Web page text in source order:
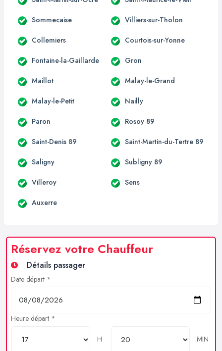
Sommecaise Villiers-sur-Tholon
Collemiers Courtois-sur-Yonne
Fontaine-la-Gaillarde Gron
Maillot Malay-le-Grand
Malay-le-Petit Nailly
Paron Rosoy 89
Saint-Denis 89 Saint-Martin-du-Tertre 89
Saligny Subligny 89
Villeroy Sens
Auxerre
Réservez votre Chauffeur
Détails passager
Date départ *
Heure départ *
H MIN